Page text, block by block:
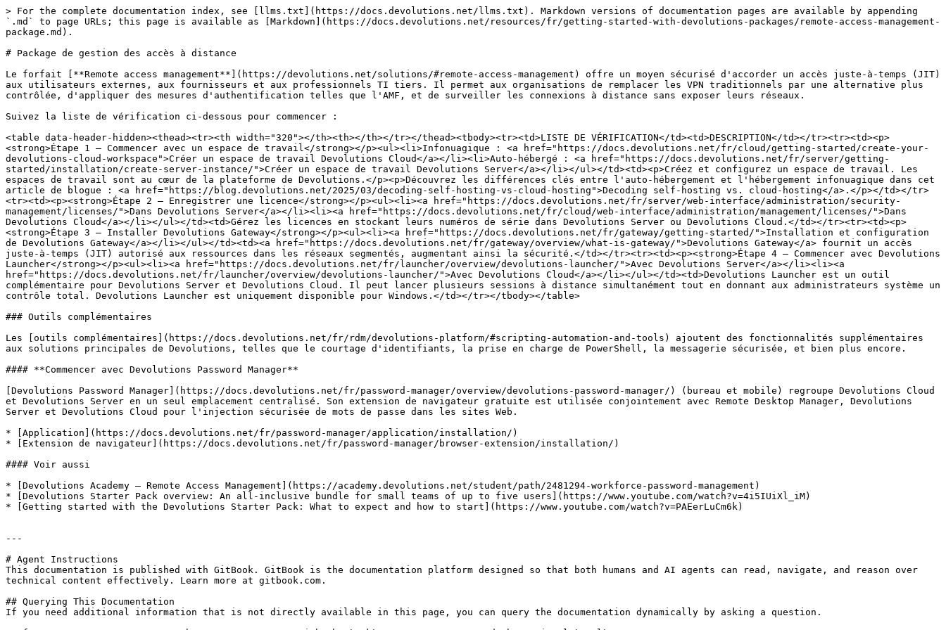
> For the complete documentation index, see [llms.txt](https://docs.devolutions.net/llms.txt). Markdown versions of documentation pages are available by appending
`.md` to page URLs; this page is available as [Markdown](https://docs.devolutions.net/resources/fr/getting-started-with-devolutions-packages/remote-access-management-
package.md).
# Package de gestion des accès à distance
Le forfait [**Remote access management**](https://devolutions.net/solutions/#remote-access-management) offre un moyen sécurisé d'accorder un accès juste-à-temps (JIT)
aux utilisateurs externes, aux fournisseurs et aux professionnels TI tiers. Il permet aux organisations de remplacer les VPN traditionnels par une alternative plus
contrôlée, d'appliquer des mesures d'authentification telles que l'AMF, et de surveiller les connexions à distance sans exposer leurs réseaux.
Suivez la liste de vérification ci-dessous pour commencer :
<table data-header-hidden><thead><tr><th width="320"></th><th></th></tr></thead><tbody><tr><td>LISTE DE VÉRIFICATION</td><td>DESCRIPTION</td></tr><tr><td><p>
<strong>Étape 1 – Commencer avec un espace de travail</strong></p><ul><li>Infonuagique : <a href="https://docs.devolutions.net/fr/cloud/getting-started/create-your-
devolutions-cloud-workspace">Créer un espace de travail Devolutions Cloud</a></li><li>Auto-hébergé : <a href="https://docs.devolutions.net/fr/server/getting-
started/installation/create-server-instance/">Créer un espace de travail Devolutions Server</a></li></ul></td><td><p>Créez et configurez un espace de travail. Les
espaces de travail sont au cœur de la plateforme de Devolutions.</p><p>Découvrez les différences clés entre l'auto-hébergement et l'hébergement infonuagique dans cet
article de blogue : <a href="https://blog.devolutions.net/2025/03/decoding-self-hosting-vs-cloud-hosting">Decoding self-hosting vs. cloud-hosting</a>.</p></td></tr>
<tr><td><p><strong>Étape 2 – Enregistrer une licence</strong></p><ul><li><a href="https://docs.devolutions.net/fr/server/web-interface/administration/security-
management/licenses/">Dans Devolutions Server</a></li><li><a href="https://docs.devolutions.net/fr/cloud/web-interface/administration/management/licenses/">Dans
Devolutions Cloud</a></li></ul></td><td>Gérez les licences en stockant leurs numéros de série dans Devolutions Server ou Devolutions Cloud.</td></tr><tr><td><p>
<strong>Étape 3 – Installer Devolutions Gateway</strong></p><ul><li><a href="https://docs.devolutions.net/fr/gateway/getting-started/">Installation et configuration
de Devolutions Gateway</a></li></ul></td><td><a href="https://docs.devolutions.net/fr/gateway/overview/what-is-gateway/">Devolutions Gateway</a> fournit un accès
juste-à-temps (JIT) autorisé aux ressources dans les réseaux segmentés, augmentant ainsi la sécurité.</td></tr><tr><td><p><strong>Étape 4 – Commencer avec Devolutions
Launcher</strong></p><ul><li><a href="https://docs.devolutions.net/fr/launcher/overview/devolutions-launcher/">Avec Devolutions Server</a></li><li><a
href="https://docs.devolutions.net/fr/launcher/overview/devolutions-launcher/">Avec Devolutions Cloud</a></li></ul></td><td>Devolutions Launcher est un outil
complémentaire pour Devolutions Server et Devolutions Cloud. Il peut lancer plusieurs sessions à distance simultanément tout en donnant aux administrateurs système un
contrôle total. Devolutions Launcher est uniquement disponible pour Windows.</td></tr></tbody></table>
### Outils complémentaires
Les [outils complémentaires](https://docs.devolutions.net/fr/rdm/devolutions-platform/#scripting-automation-and-tools) ajoutent des fonctionnalités supplémentaires
aux solutions principales de Devolutions, telles que le courtage d'identifiants, la prise en charge de PowerShell, la messagerie sécurisée, et bien plus encore.
#### **Commencer avec Devolutions Password Manager**
[Devolutions Password Manager](https://docs.devolutions.net/fr/password-manager/overview/devolutions-password-manager/) (bureau et mobile) regroupe Devolutions Cloud
et Devolutions Server en un seul emplacement centralisé. Son extension de navigateur gratuite est utilisée conjointement avec Remote Desktop Manager, Devolutions
Server et Devolutions Cloud pour l'injection sécurisée de mots de passe dans les sites Web.
* [Application](https://docs.devolutions.net/fr/password-manager/application/installation/)
* [Extension de navigateur](https://docs.devolutions.net/fr/password-manager/browser-extension/installation/)
#### Voir aussi
* [Devolutions Academy – Remote Access Management](https://academy.devolutions.net/student/path/2481294-workforce-password-management)
* [Devolutions Starter Pack overview: An all-inclusive bundle for small teams of up to five users](https://www.youtube.com/watch?v=4i5IUiXl_iM)
* [Getting started with the Devolutions Starter Pack: What to expect and how to start](https://www.youtube.com/watch?v=PAEerLuCm6k)
---
# Agent Instructions
This documentation is published with GitBook. GitBook is the documentation platform designed so that both humans and AI agents can read, navigate, and reason over
technical content effectively. Learn more at gitbook.com.
## Querying This Documentation
If you need additional information that is not directly available in this page, you can query the documentation dynamically by asking a question.